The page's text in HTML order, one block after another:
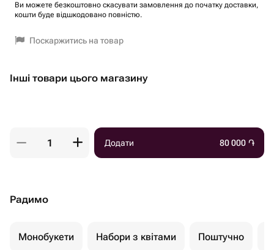
Ви можете безкоштовно скасувати замовлення до початку доставки,
кошти буде відшкодовано повністю.
Поскаржитись на товар
Інші товари цього магазину
Додати 80 000 ֏
Радимо
Монобукети Набори з квітами Поштучно